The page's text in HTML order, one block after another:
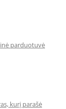
parduotuvė
kurį parašė